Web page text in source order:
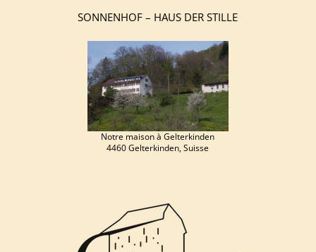
SONNENHOF – HAUS DER STILLE
Notre maison à Gelterkinden
4460 Gelterkinden, Suisse